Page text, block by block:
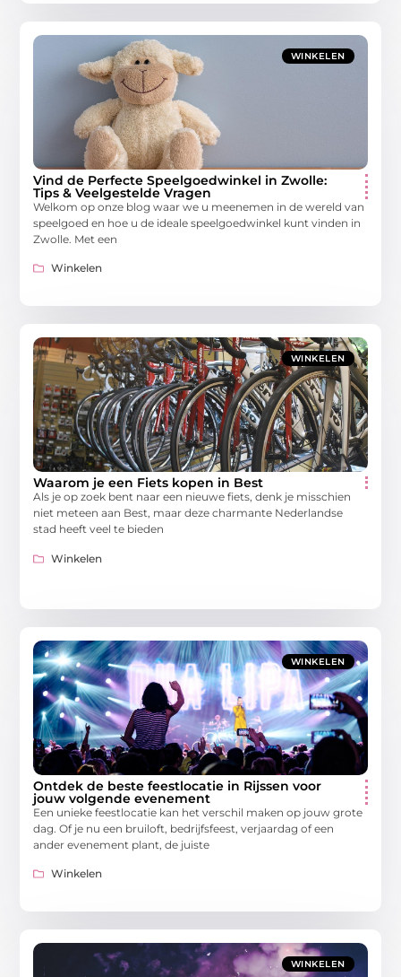
WINKELEN
Vind de Perfecte Speelgoedwinkel in Zwolle:
Tips & Veelgestelde Vragen
Welkom op onze blog waar we u meenemen in de wereld van
speelgoed en hoe u de ideale speelgoedwinkel kunt vinden in
Zwolle. Met een
Winkelen
WINKELEN
Waarom je een Fiets kopen in Best
Als je op zoek bent naar een nieuwe fiets, denk je misschien
niet meteen aan Best, maar deze charmante Nederlandse
stad heeft veel te bieden
Winkelen
WINKELEN
Ontdek de beste feestlocatie in Rijssen voor
jouw volgende evenement
Een unieke feestlocatie kan het verschil maken op jouw grote
dag. Of je nu een bruiloft, bedrijfsfeest, verjaardag of een
ander evenement plant, de juiste
Winkelen
WINKELEN